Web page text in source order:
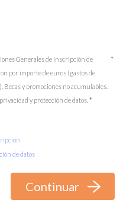
Generales de Inscripción de
por importe de euros (gastos de
Becas y promociones no acumulables.
y protección de datos.
de datos